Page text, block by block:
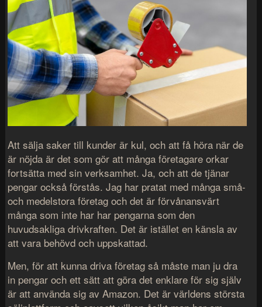
Att sälja saker till kunder är kul, och att få höra när de
är nöjda är det som gör att många företagare orkar
fortsätta med sin verksamhet. Ja, och att de tjänar
pengar också förstås. Jag har pratat med många små-
och medelstora företag och det är förvånansvärt
många som inte har har pengarna som den
huvudsakliga drivkraften. Det är istället en känsla av
att vara behövd och uppskattad.
Men, för att kunna driva företag så måste man ju dra
in pengar och ett sätt att göra det enklare för sig själv
är att använda sig av Amazon. Det är världens största